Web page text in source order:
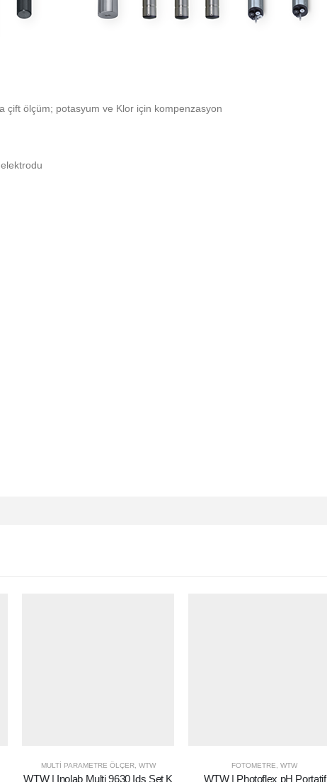
çift ölçüm; potasyum ve Klor için kompenzasyon
MULTI PARAMETRE ÖLÇER, WTW
WTW | Inolab Multi 9630 Ids Set K
FOTOMETRE,WTW
WTW | Photoflex pH Portatif